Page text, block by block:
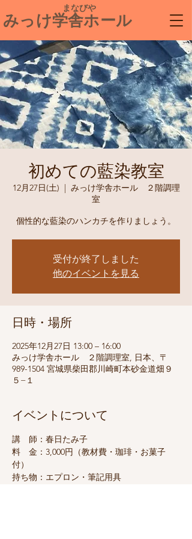
​ まなびや
みっけ学舎ホール
初めての藍染教室
12月27日(土)
  |
みっけ学舎ホール ２階調理
室
個性的な藍染のハンカチを作りましょう。
受付が終了しました
他のイベントを見る
日時・場所
2025年12月27日 13:00 – 16:00
みっけ学舎ホール ２階調理室, 日本、〒
989-1504 宮城県柴田郡川崎町本砂金道畑９
５−１
イベントについて
講　師：春日たみ子
料　金：3,000円（教材費・珈琲・お菓子
付）
持ち物：エプロン・筆記用具